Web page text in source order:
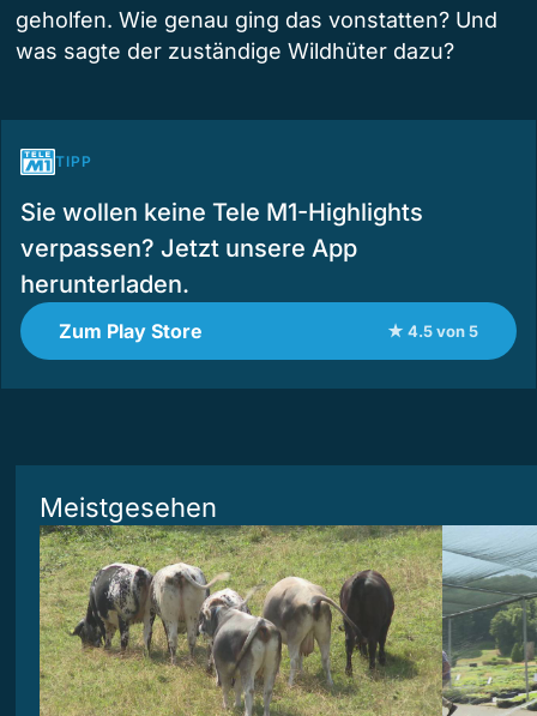
geholfen. Wie genau ging das vonstatten? Und
was sagte der zuständige Wildhüter dazu?
TIPP
Sie wollen keine Tele M1-Highlights
verpassen? Jetzt unsere App
herunterladen.
Zum Play Store ★ 4.5 von 5
Meistgesehen